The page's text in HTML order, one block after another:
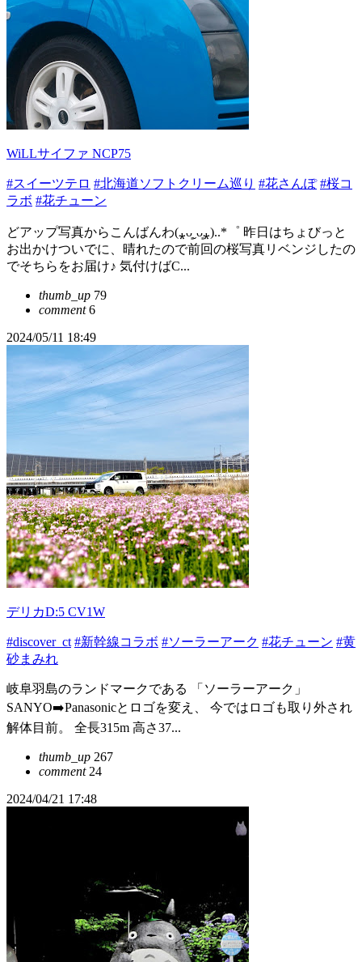
WiLLサイファ NCP75
#スイーツテロ #北海道ソフトクリーム巡り #花さんぽ #桜コ
ラボ #花チューン
どアップ写真からこんばんわ(⁎ᴗ͈ˬᴗ͈⁎)..*゜ 昨日はちょびっと
お出かけついでに、晴れたので前回の桜写真リベンジしたの
でそちらをお届け♪ 気付けばC...
thumb_up 79
comment6
2024/05/11 18:49
デリカD:5 CV1W
#discover_ct #新幹線コラボ #ソーラーアーク #花チューン #黄
砂まみれ
岐阜羽島のランドマークである 「ソーラーアーク」
SANYO➡️Panasonicとロゴを変え、 今ではロゴも取り外され
解体目前。 全長315m 高さ37...
thumb_up 267
comment24
2024/04/21 17:48